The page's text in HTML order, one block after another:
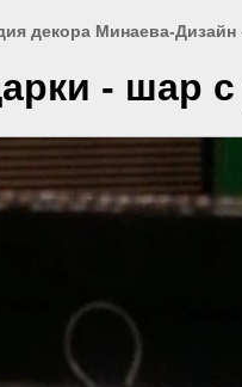
декора Минаева-Дизайн
- шар